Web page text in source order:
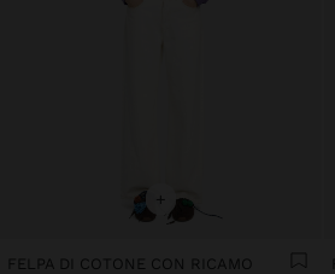
+
FELPA DI COTONE CON RICAMO